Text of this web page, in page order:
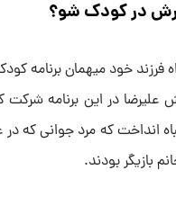
در کودک شو؟
فرزند خود میهمان برنامه
علیرضا در این برنامه شرکت
انداخت که مرد جوانی که
بازیگر بودند.